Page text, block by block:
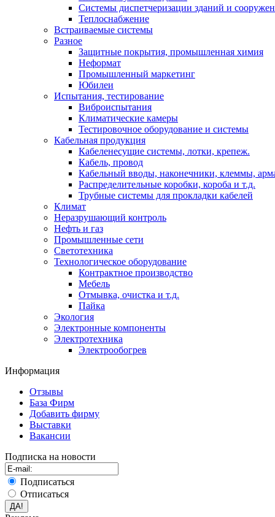
Системы диспетчеризации зданий и
Теплоснабжение
Встраиваемые системы
Разное
Защитные покрытия, промышленная химия
Неформат
Промышленный маркетинг
Юбилеи
Испытания, тестирование
Виброиспытания
Климатические камеры
Тестировочное оборудование и системы
Кабельная продукция
Кабеленесущие системы, лотки, крепеж.
Кабель, провод
Кабельный вводы, наконечники, клеммы,
Распределительные коробки, короба и т.д.
Трубные системы для прокладки кабелей
Климат
Неразрушающий контроль
Нефть и газ
Промышленные сети
Светотехника
Технологическое оборудование
Контрактное производство
Мебель
Отмывка, очистка и т.д.
Пайка
Экология
Электронные компоненты
Электротехника
Электрообогрев
Информация
Отзывы
База Фирм
Добавить фирму
Выставки
Вакансии
Подписка на новости
Подписаться
Отписаться